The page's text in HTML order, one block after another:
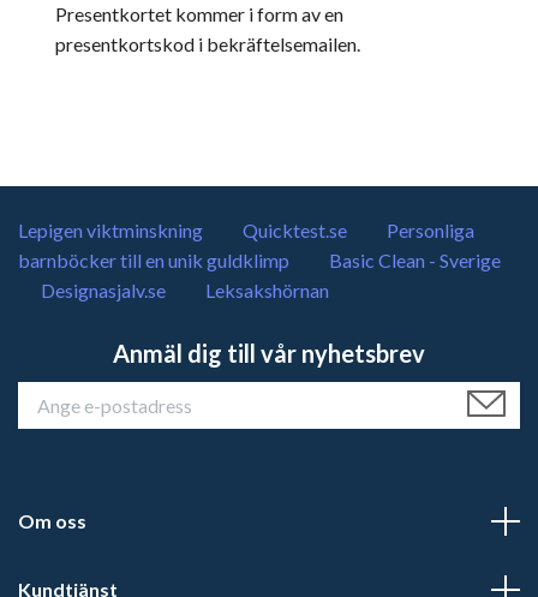
Presentkortet kommer i form av en
presentkortskod i bekräftelsemailen.
Lepigen viktminskning Quicktest.se
Personliga
barnböcker till en unik guldklimp
Basic Clean - Sverige
Designasjalv.se
Leksakshörnan
Anmäl dig till vår nyhetsbrev
Om oss
Kundtjänst